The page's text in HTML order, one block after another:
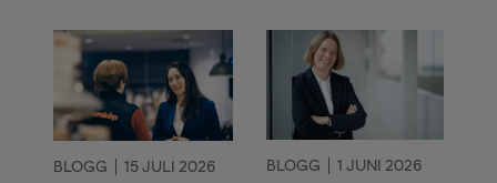
BLOGG 15 JULI 2026 BLOGG 1 JUNI 2026